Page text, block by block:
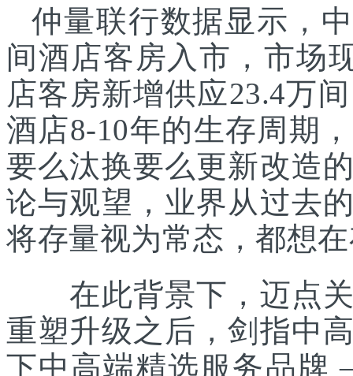
仲量联行数据显示，
间酒店客房入市，市场
店客房新增供应23.4万
酒店8-10年的生存周期
要么汰换要么更新改造
论与观望，业界从过去
将存量视为常态，都想
在此背景下，迈点关
重塑升级之后，剑指中
下中高端精选服务品